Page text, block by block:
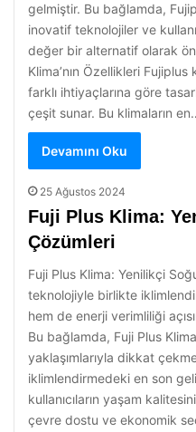
gelmiştir. Bu bağlamda,
inovatif teknolojiler ve
değer bir alternatif olarak
Klima’nın Özellikleri Fujiplus
farklı ihtiyaçlarına göre
çeşit sunar. Bu klimaların
Devamını Oku
25 Ağustos 2024
Fuji Plus Klima:
Çözümleri
Fuji Plus Klima: Yenilikçi
teknolojiyle birlikte
hem de enerji verimliliği
Bu bağlamda, Fuji Plus
yaklaşımlarıyla dikkat
iklimlendirmedeki en son
kullanıcıların yaşam
çevre dostu ve ekonomik